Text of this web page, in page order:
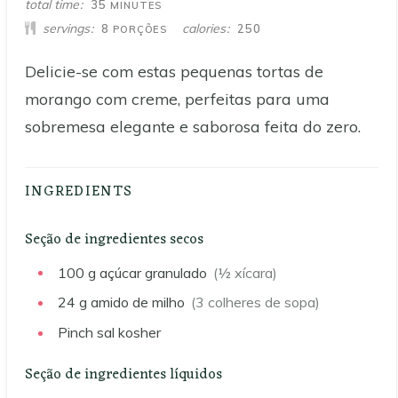
total time 35 MINUTES
servings 8 PORÇÕES calories 250
Delicie-se com estas pequenas tortas de
morango com creme, perfeitas para uma
sobremesa elegante e saborosa feita do zero.
INGREDIENTS
Seção de ingredientes secos
100 g açúcar granulado (½ xícara)
24 g amido de milho (3 colheres de sopa)
Pinch sal kosher
Seção de ingredientes líquidos